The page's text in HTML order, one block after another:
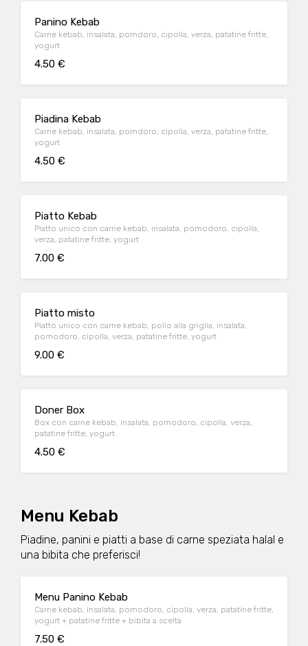
Panino Kebab
Carne kebab, insalata, pomdoro, cipolla, verza, patatine fritte,
yogurt
4.50 €
Piadina Kebab
Carne kebab, insalata, pomdoro, cipolla, verza, patatine fritte,
yogurt
4.50 €
Piatto Kebab
Piatto unico con carne kebab, insalata, pomodoro, cipolla,
verza, patatine fritte, yogurt
7.00 €
Piatto misto
Piatto unico con carne kebab, pollo alla griglia, insalata,
pomodoro, cipolla, verza, patatine fritte, yogurt
9.00 €
Doner Box
Box con carne kebab, insalata, pomodoro, cipolla, verza,
patatine fritte, yogurt
4.50 €
Menu Kebab
Piadine, panini e piatti a base di carne speziata halal e
una bibita che preferisci!
Menu Panino Kebab
Carne kebab, insalata, pomodoro, cipolla, verza, patatine fritte,
yogurt + patatine fritte + bibita a scelta
7.50 €